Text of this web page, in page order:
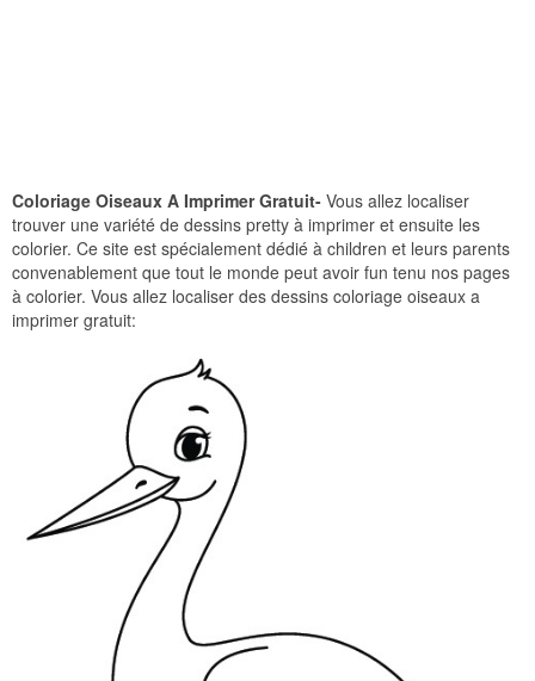
Coloriage Oiseaux A Imprimer Gratuit- Vous allez localiser
trouver une variété de dessins pretty à imprimer et ensuite les
colorier. Ce site est spécialement dédié à children et leurs parents
convenablement que tout le monde peut avoir fun tenu nos pages
à colorier. Vous allez localiser des dessins coloriage oiseaux a
imprimer gratuit: